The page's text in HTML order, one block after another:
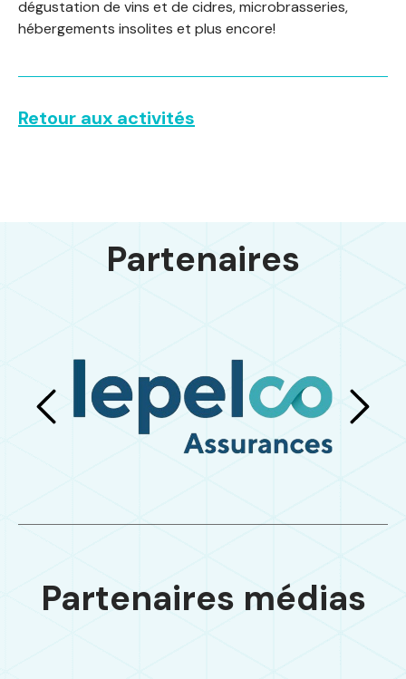
dégustation de vins et de cidres, microbrasseries,
hébergements insolites et plus encore!
Retour aux activités
Partenaires
Partenaires médias